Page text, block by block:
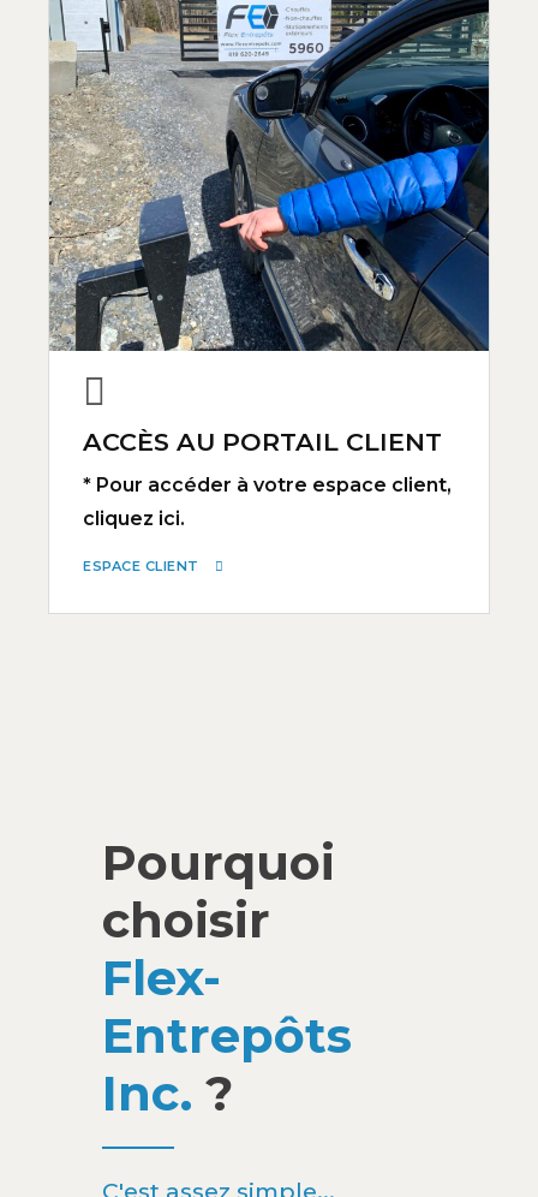
ACCÈS AU PORTAIL CLIENT
* Pour accéder à votre espace client,
cliquez ici.
ESPACE CLIENT
Pourquoi
choisir
Flex-
Entrepôts
Inc. ?
C'est assez simple...